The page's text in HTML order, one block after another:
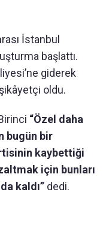
İstanbul
başlattı.
giderek
oldu.
“Özel daha
bugün bir
kaybettiği
için bunları
kaldı” dedi.